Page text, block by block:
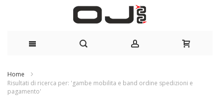
al
Home
Risultati di ricerca per: 'gambe mobilita e band ordine spedizioni e
pagamento'